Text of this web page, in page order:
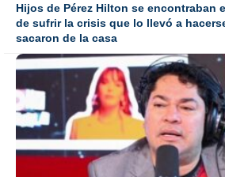
Hijos de Pérez Hilton se encontraban
de sufrir la crisis que lo llevó a
sacaron de la casa